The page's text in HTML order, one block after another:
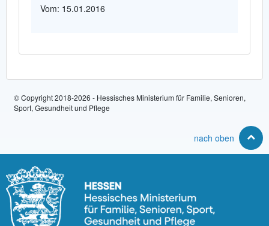
Vom: 15.01.2016
© Copyright 2018-2026 - Hessisches Ministerium für Familie, Senioren,
Sport, Gesundheit und Pflege
nach oben